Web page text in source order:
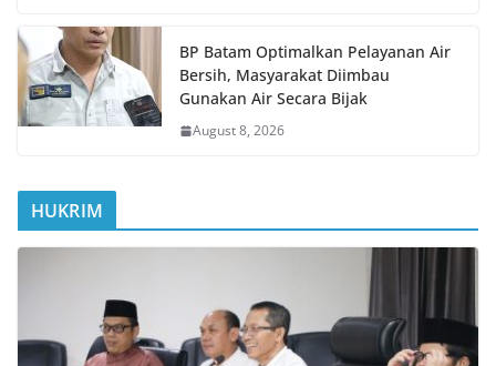
BP Batam Optimalkan Pelayanan Air
Bersih, Masyarakat Diimbau
Gunakan Air Secara Bijak
August 8, 2026
HUKRIM